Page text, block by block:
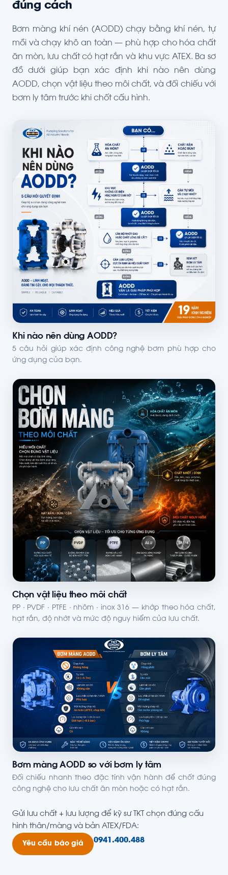
đúng cách
Bơm màng khí nén (AODD) chạy bằng khí nén, tự
mồi và chạy khô an toàn — phù hợp cho hóa chất
ăn mòn, lưu chất có hạt rắn và khu vực ATEX. Ba sơ
đồ dưới giúp bạn xác định khi nào nên dùng
AODD, chọn vật liệu theo môi chất, và đối chiếu với
bơm ly tâm trước khi chốt cấu hình.
Khi nào nên dùng AODD?
5 câu hỏi giúp xác định công nghệ bơm phù hợp cho
ứng dụng của bạn.
Chọn vật liệu theo môi chất
PP · PVDF · PTFE · nhôm · inox 316 — khớp theo hóa chất,
hạt rắn, độ nhớt và mức độ nguy hiểm của lưu chất.
Bơm màng AODD so với bơm ly tâm
Đối chiếu nhanh theo đặc tính vận hành để chốt đúng
công nghệ cho lưu chất ăn mòn hoặc có hạt rắn.
Gửi lưu chất + lưu lượng để kỹ sư TKT chọn đúng cấu
hình thân/màng và bản ATEX/FDA:
Yêu cầu báo giá 0941.400.488